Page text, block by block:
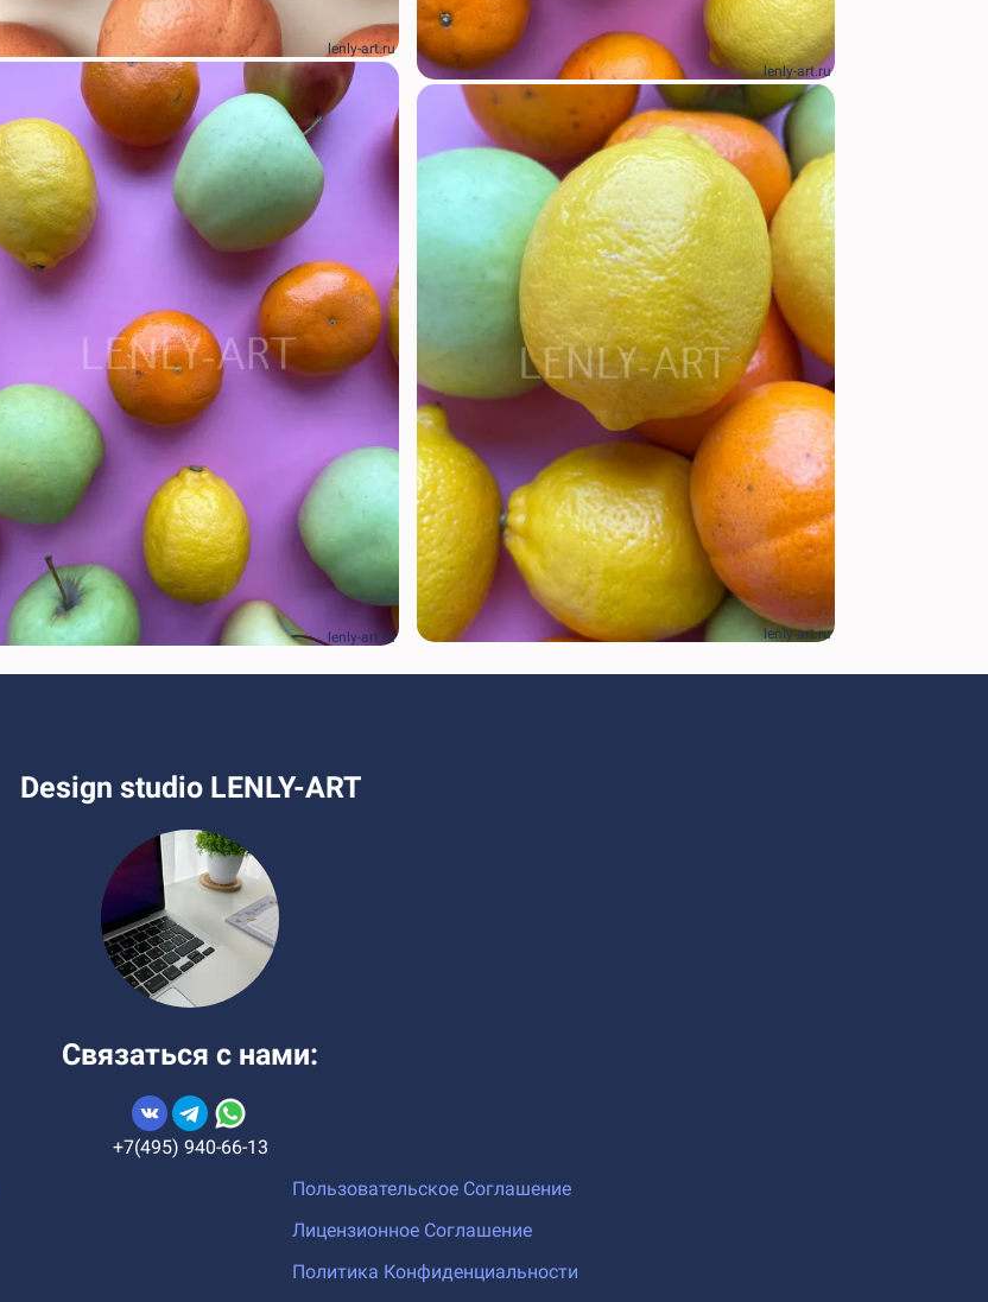
lenly-art.ru
lenly-art.ru
lenly-art.ru
lenly-art.ru
Design studio LENLY-ART
Связаться с нами:
+7(495) 940-66-13
Пользовательское Соглашение
Лицензионное Соглашение
Политика Конфиденциальности